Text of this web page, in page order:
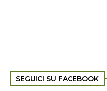
SEGUICI SU FACEBOOK